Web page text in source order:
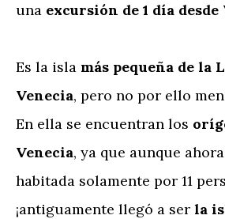
una excursión de 1 día desde
Es la isla más pequeña de la
Venecia, pero no por ello
En ella se encuentran los
Venecia, ya que aunque
habitada solamente por 11
¡antiguamente llegó a ser la